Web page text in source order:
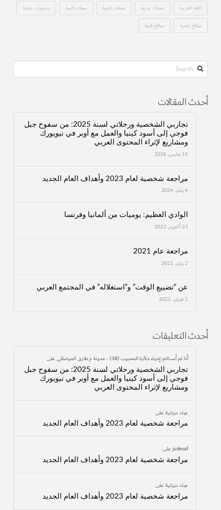
اللغة العربية مجلات عربية مجلات علمية مجلات قيمة منشورات علمية
مواقع علمية مواقع قيمة
Search
أحدث المقالات
تجاربي الشخصية ورحلاتي لسنة 2025: من سفوح جبل
فوجي إلى أسود كينيا والعمل مع أوبر في نيويورك
ومشاريع لإثراء المحتوى العربي
15 مارس، 2026
مراجعة شخصية لعام 2023 وأهداف العام الجديد
4 يناير، 2024
الوادي العظيم: يوميات من ألمانيا وفرنسا
23 أكتوبر، 2022
مراجعة عام 2021
2 يناير، 2022
عن “تضييع الوقت” و”استغلاله” في المجتمع العربي
1 فبراير، 2021
أحدث التعليقات
أنا لم أنساكم: إحياء جائزة المحبوب (38) - مدونة م.طارق الموصللي على
تجاربي الشخصية ورحلاتي لسنة 2025: من سفوح جبل
فوجي إلى أسود كينيا والعمل مع أوبر في نيويورك
ومشاريع لإثراء المحتوى العربي
عباد ديرانيةعلى
مراجعة شخصية لعام 2023 وأهداف العام الجديد
judesafعلى
مراجعة شخصية لعام 2023 وأهداف العام الجديد
عباد ديرانيةعلى
مراجعة شخصية لعام 2023 وأهداف العام الجديد